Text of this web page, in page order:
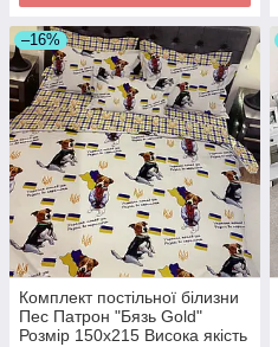
–16%
Комплект постільної білизни
Пес Патрон "Бязь Gold"
Розмір 150x215 Висока якість